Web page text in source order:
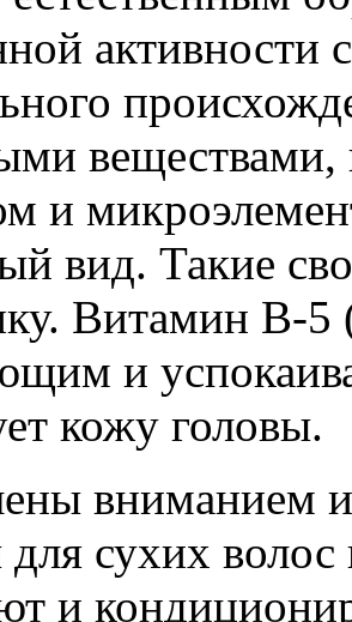
активности
и
вид. Такие
Витамин В-5
и
кожу головы.
вниманием
сухих
и